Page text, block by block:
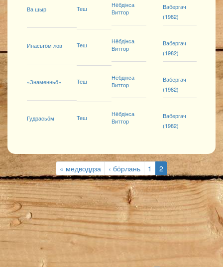
Ва шыр Теш
Нёбдінса
Виттор
Вабергач
(1982)
Инасьтӧм лов Теш
Нёбдінса
Виттор
Вабергач
(1982)
«Знаменньӧ» Теш
Нёбдінса
Виттор
Вабергач
(1982)
Гудрасьӧм Теш
Нёбдінса
Виттор
Вабергач
(1982)
« медводдза ‹ бӧрлань 1 2